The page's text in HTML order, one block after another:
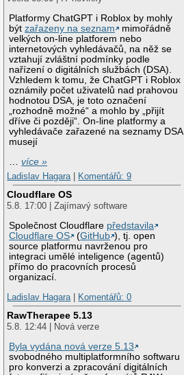
Platformy ChatGPT i Roblox by mohly
býtzařazeny na seznam
mimořádně
velkých on-line platforem nebo
internetových vyhledávačů, na něž se
vztahují zvláštní podmínky podle
nařízení o digitálních službách (DSA).
Vzhledem k tomu, že ChatGPT i Roblox
oznámily počet uživatelů nad prahovou
hodnotou DSA, je toto označení
„rozhodně možné“ a mohlo by „přijít
dříve či později“. On-line platformy a
vyhledávače zařazené na seznamy DSA
musejí
…více »
Ladislav Hagara| Komentářů: 9
Cloudflare OS
5.8. 17:00 | Zajímavý software
Společnost Cloudflare představila
Cloudflare OS
(GitHub ), tj. open
source platformu navrženou pro
integraci umělé inteligence (agentů)
přímo do pracovních procesů
organizací.
Ladislav Hagara| Komentářů: 0
RawTherapee 5.13
5.8. 12:44 | Nová verze
Byla vydána nová verze 5.13
svobodného multiplatformního softwaru
pro konverzi a zpracování digitálních